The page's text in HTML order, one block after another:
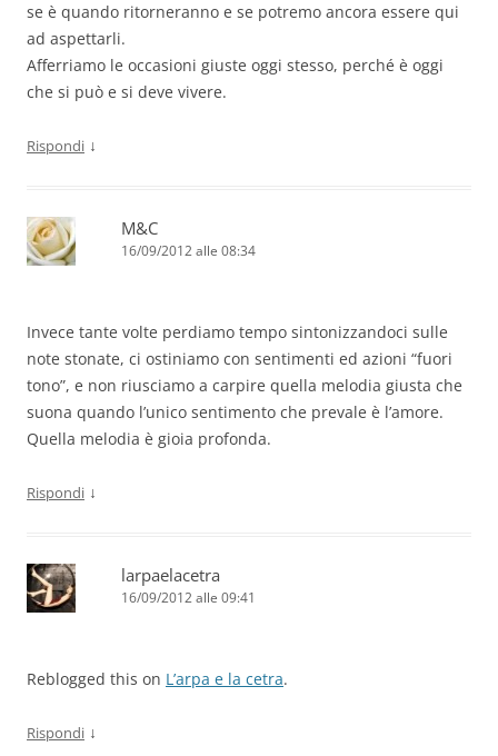
se è quando ritorneranno e se potremo ancora essere qui
ad aspettarli.
Afferriamo le occasioni giuste oggi stesso, perché è oggi
che si può e si deve vivere.
Rispondi ↓
M&C
16/09/2012 alle 08:34
Invece tante volte perdiamo tempo sintonizzandoci sulle
note stonate, ci ostiniamo con sentimenti ed azioni “fuori
tono”, e non riusciamo a carpire quella melodia giusta che
suona quando l’unico sentimento che prevale è l’amore.
Quella melodia è gioia profonda.
Rispondi ↓
larpaelacetra
16/09/2012 alle 09:41
Reblogged this on L’arpa e la cetra.
Rispondi ↓